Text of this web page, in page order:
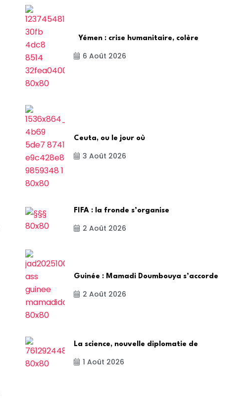
Yémen : crise humanitaire, colère
6 Août 2026
Ceuta, ou le jour où
3 Août 2026
FIFA : la fronde s’organise
2 Août 2026
Guinée : Mamadi Doumbouya s’accorde
2 Août 2026
La science, nouvelle diplomatie de
1 Août 2026